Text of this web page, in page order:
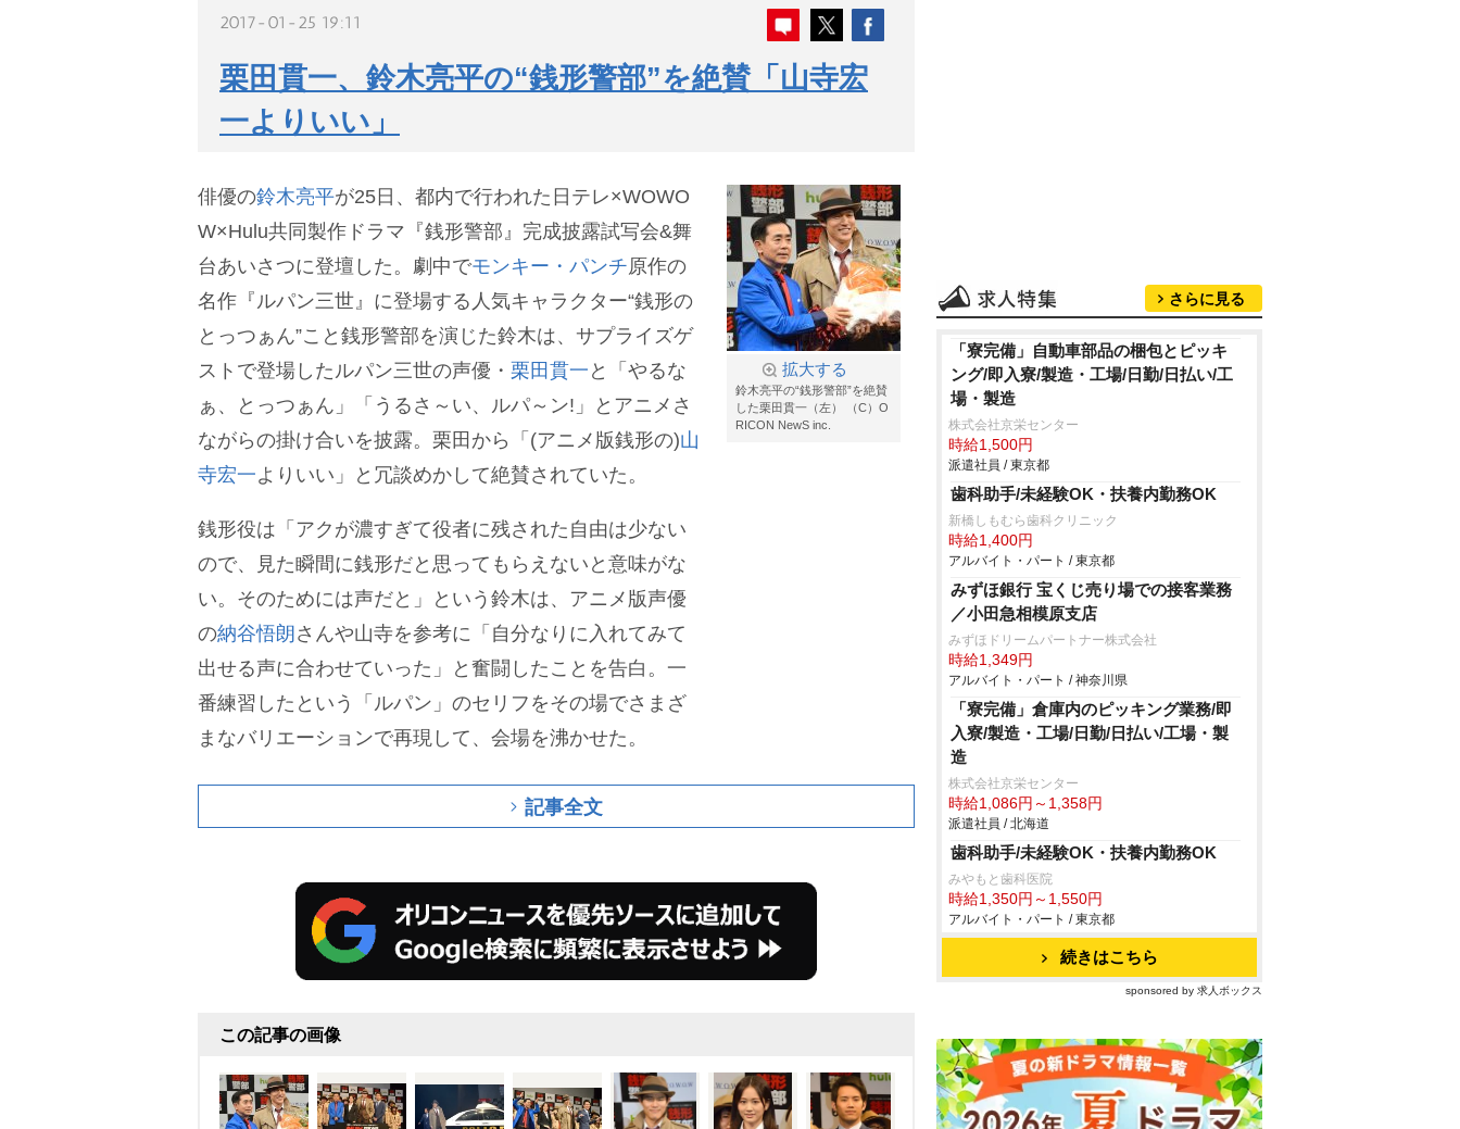
2017-01-25 19:11
栗田貫一、鈴木亮平の“銭形警部”を絶賛「山寺宏
一よりいい」
拡大する
鈴木亮平の“銭形警部”を絶賛
した栗田貫一（左） （C）O
RICON NewS inc.
俳優の鈴木亮平が25日、都内で行われた日テレ×WOWO
W×Hulu共同製作ドラマ『銭形警部』完成披露試写会&舞
台あいさつに登壇した。劇中でモンキー・パンチ原作の
名作『ルパン三世』に登場する人気キャラクター“銭形の
とっつぁん”こと銭形警部を演じた鈴木は、サプライズゲ
ストで登場したルパン三世の声優・ 栗田貫一 と「やるな
ぁ、とっつぁん」「うるさ～い、ルパ～ン!」とアニメさ
ながらの掛け合いを披露。栗田から「(アニメ版銭形の)山
寺宏一よりいい」と冗談めかして絶賛されていた。
銭形役は「アクが濃すぎて役者に残された自由は少ない
ので、見た瞬間に銭形だと思ってもらえないと意味がな
い。そのためには声だと」という鈴木は、アニメ版声優
の納谷悟朗 さんや山寺を参考に「自分なりに入れてみて
出せる声に合わせていった」と奮闘したことを告白。一
番練習したという「ルパン」のセリフをその場でさまざ
まなバリエーションで再現して、会場を沸かせた。
記事全文
この記事の画像
さらに見る
「寮完備」自動車部品の梱包とピッキ
ング/即入寮/製造・工場/日勤/日払い/工
場・製造
株式会社京栄センター
時給1,500円
派遣社員 / 東京都
歯科助手/未経験OK・扶養内勤務OK
新橋しもむら歯科クリニック
時給1,400円
アルバイト・パート / 東京都
みずほ銀行 宝くじ売り場での接客業務
／小田急相模原支店
みずほドリームパートナー株式会社
時給1,349円
アルバイト・パート / 神奈川県
「寮完備」倉庫内のピッキング業務/即
入寮/製造・工場/日勤/日払い/工場・製
造
株式会社京栄センター
時給1,086円～1,358円
派遣社員 / 北海道
歯科助手/未経験OK・扶養内勤務OK
みやもと歯科医院
時給1,350円～1,550円
アルバイト・パート / 東京都
続きはこちら
sponsored by 求人ボックス